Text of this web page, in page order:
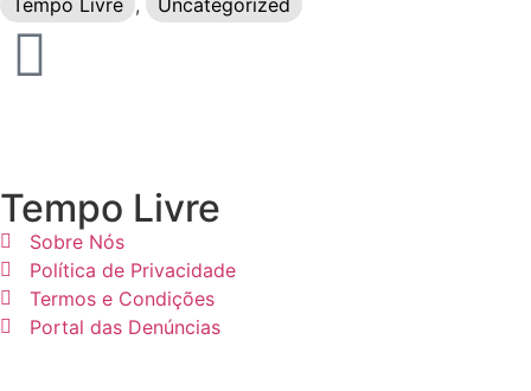
Tempo Livre
Sobre Nós
Política de Privacidade
Termos e Condições
Portal das Denúncias